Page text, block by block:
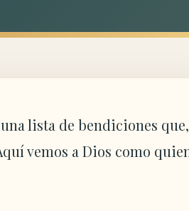
lista de bendiciones
vemos a Dios como